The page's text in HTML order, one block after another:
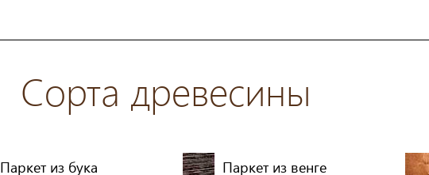
Сорта древесины
Паркет из бука Паркет из венге